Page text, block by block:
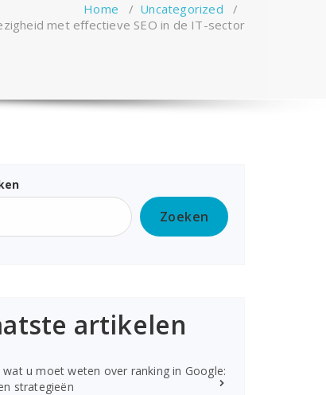
Home / Uncategorized /
met effectieve SEO in de IT-sector
Zoeken
artikelen
wat u moet weten over ranking in Google:
strategieën